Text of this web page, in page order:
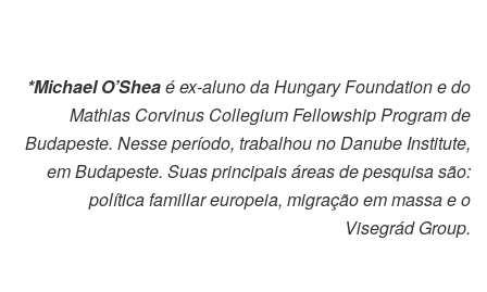
*Michael O’Sheaé ex-aluno da Hungary Foundation e do
Mathias Corvinus Collegium Fellowship Program de
Budapeste. Nesse período, trabalhou no Danube Institute,
em Budapeste. Suas principais áreas de pesquisa são:
política familiar europeia, migração em massa e o
Visegrád Group.